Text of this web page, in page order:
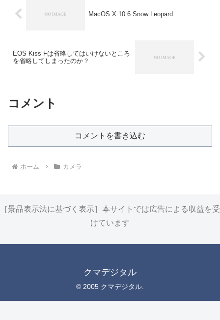
MacOS X 10.6 Snow Leopard
EOS Kiss Fは省略してはいけないところ
を省略してしまったのか？
コメント
コメントを書き込む
ホーム カメラ
［景品表示法に基づく表示］本サイトでは広告による収益を受
けています
クマデジタル
© 2005 クマデジタル.